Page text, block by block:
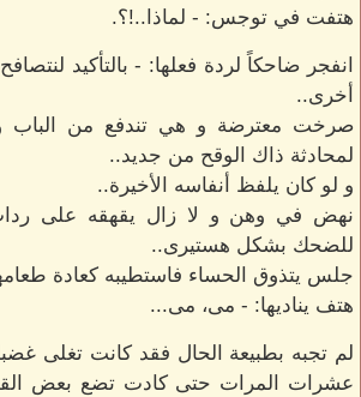
هتفت في توجس: - لماذا..!؟.
انفجر ضاحكاً لردة فعلها: - بالتأكيد
أخرى..
صرخت معترضة و هي تندفع من الباب
لمحادثة ذاك الوقح من جديد..
و لو كان يلفظ أنفاسه الأخيرة..
نهض في وهن و لا زال يقهقه على ردات
للضحك بشكل هستيرى..
جلس يتذوق الحساء فاستطيبه كعادة
هتف يناديها: - مى، مى...
لم تجبه بطبيعة الحال فقد كانت تغلى غضبا
عشرات المرات حتى كادت تضع بعض